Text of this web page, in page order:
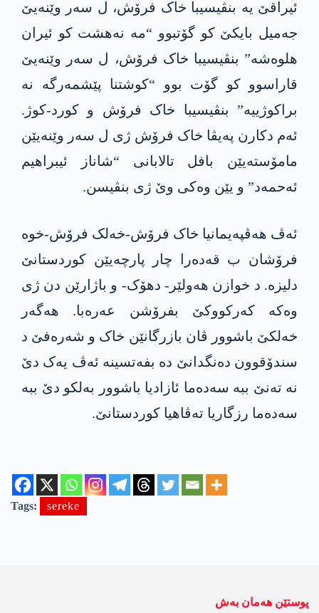
ئیراقێ یە بنڤیسیبا خاک فرۆش، ل سەر وێنەیێ
جەمیل بایکێ کو گۆتبوو “مە نەھشت کو ئیران
ھلوەشە” بنڤیسیبا خاک فرۆش، ل سەر وێنەیێ
قاراسوو کو گۆت بوو “کوشتنا پێشمەرگە نە
براکوژییە” بنڤیسیبا خاک فرۆش و کورد-کوژ.
ئەم دکارن پەیڤا خاک فرۆش ژی ل سەر وێنەیێن
مامۆستەیێن بافل تالابانی “شاناز ئیبراھیم
ئەحمەد” و یێن وەکی وێ ژی بنڤیسن.
ئەڤ هەڤپەیمانیا خاک فرۆش-خەلک فرۆش-خوە
فرۆشان ب قەدەرا چار پارچەیێن کوردستانێ
دلیزە. د خوازن ھەولێر- دھۆک- و باژارێن دن ژی
وەکە کەرکووکێ بفرۆشن عەرەبا. ھەگەر
خەلکێ باشوور ڤان بازرگانێن خاک و شەرەفێ د
سندۆقوون دەنگدانێ دە بفەتسینە ئەڤ یەک دێ
نە تەنێ ببە سەدەما ئازادیا باشوور بەلکو دێ ببە
سەدەما رزگاریا تەڤاھیا کوردستانێ.
Tags: sereke
پوستێن ھەمان بەش